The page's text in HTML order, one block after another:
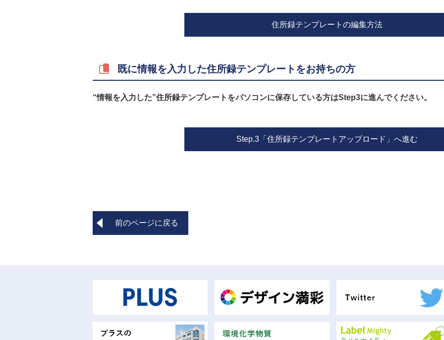
住所録テンプレートの編集方法
既に情報を入力した住所録テンプレートをお持ちの方
“情報を入力した”住所録テンプレートをパソコンに保存している方はStep3に進んでください。
Step.3「住所録テンプレートアップロード」へ進む
前のページに戻る